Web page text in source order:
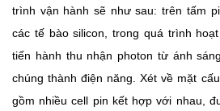
trình vận hành sẽ như sau: trên tấm
các tế bào silicon, trong quá trình
tiến hành thu nhận photon từ ánh
chúng thành điện năng. Xét về mặt
gồm nhiều cell pin kết hợp với nhau,